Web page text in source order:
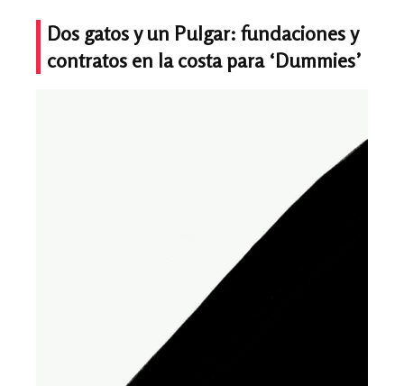
Dos gatos y un Pulgar: fundaciones y
contratos en la costa para ‘Dummies’